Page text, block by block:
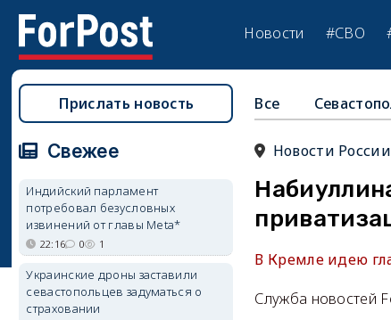
Новости #СВО
Все
Новости России
В Кремле идею
Служба новостей
Прислать новость
Свежее
Индийский парламент
потребовал безусловных
извинений от главы Meta*
22:16 0 1
Украинские дроны заставили
севастопольцев задуматься о
страховании